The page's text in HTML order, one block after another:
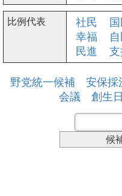
比例代表 社民
幸福
民進
支
野党統一候補 安保採
会議
創生